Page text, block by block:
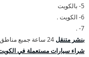
5- بالكويت
6- الكويت .
7- .
بنشر متنقل
شراء سيارات مستعملة في